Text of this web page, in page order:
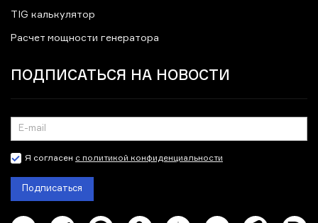
TIG калькулятор
Расчет мощности генератора
ПОДПИСАТЬСЯ НА НОВОСТИ
Я согласен с политикой конфиденциальности
Подписаться